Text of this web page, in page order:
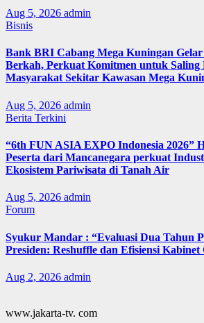
Aug 5, 2026 admin
Bisnis
Bank BRI Cabang Mega Kuningan
Berkah, Perkuat Komitmen untuk Saling
Masyarakat Sekitar Kawasan Mega
Aug 5, 2026 admin
Berita Terkini
“6th FUN ASIA EXPO Indonesia 2026”
Peserta dari Mancanegara perkuat
Ekosistem Pariwisata di Tanah Air
Aug 5, 2026 admin
Forum
Syukur Mandar : “Evaluasi Dua Tahun
Presiden: Reshuffle dan Efisiensi Kabinet
Aug 2, 2026 admin
www.jakarta-tv. com